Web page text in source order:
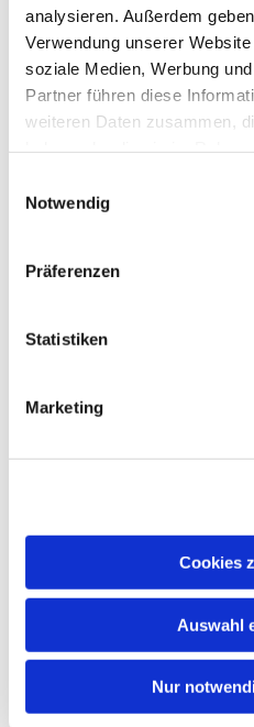
analysieren. Außerdem
Verwendung unserer
soziale Medien, Werbung
Partner führen diese
weiteren Daten zusammen,
Notwendig
Präferenzen
Statistiken
Marketing
Cookies
Auswahl
Nur
Gottesdienste
Veranstaltungen &
Kindertagesstätte St.